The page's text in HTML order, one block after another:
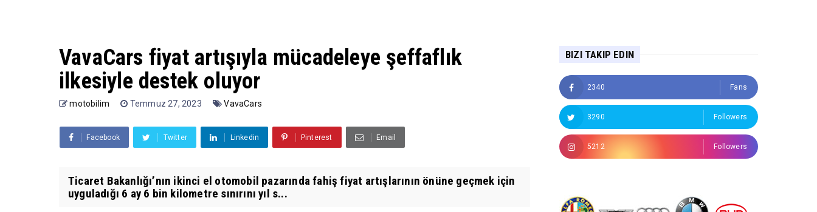
VavaCars fiyat artışıyla mücadeleye şeffaflık
ilkesiyle destek oluyor
motobilim Temmuz 27, 2023 VavaCars
Facebook Twitter Linkedin Pinterest Email
Ticaret Bakanlığı’nın ikinci el otomobil pazarında fahiş fiyat artışlarının önüne geçmek için
uyguladığı 6 ay 6 bin kilometre sınırını yıl s...
BIZI TAKIP EDIN
2340 Fans
3290 Followers
5212 Followers